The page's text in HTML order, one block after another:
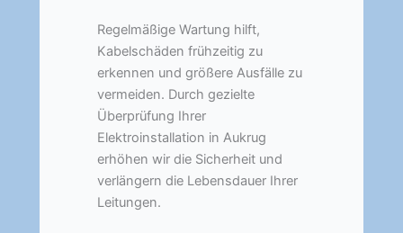
Regelmäßige Wartung hilft,
Kabelschäden frühzeitig zu
erkennen und größere Ausfälle zu
vermeiden. Durch gezielte
Überprüfung Ihrer
Elektroinstallation in Aukrug
erhöhen wir die Sicherheit und
verlängern die Lebensdauer Ihrer
Leitungen.